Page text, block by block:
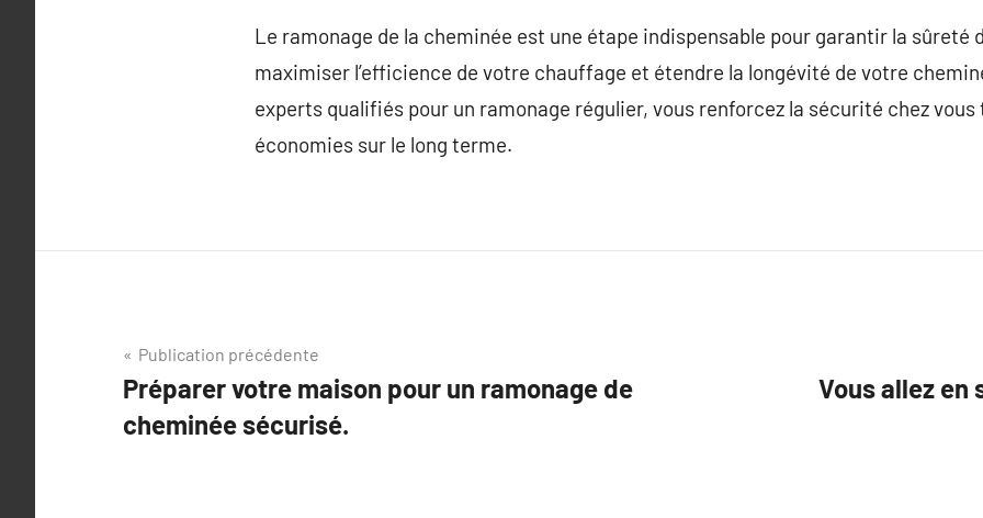
Le ramonage de la cheminée est une étape indispensable pour garantir la sûreté
maximiser l’efficience de votre chauffage et étendre la longévité de votre
experts qualifiés pour un ramonage régulier, vous renforcez la sécurité chez
économies sur le long terme.
Navigation
de
l’article
Publication précédente
Préparer votre maison pour un ramonage de
cheminée sécurisé.
Vous allez en